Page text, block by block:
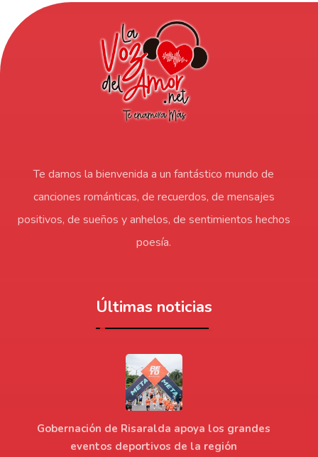
Te damos la bienvenida a un fantástico mundo de
canciones románticas, de recuerdos, de mensajes
positivos, de sueños y anhelos, de sentimientos hechos
poesía.
Últimas noticias
Gobernación de Risaralda apoya los grandes
eventos deportivos de la región